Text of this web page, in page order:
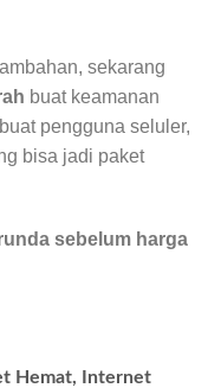
sekarang
buat keamanan
pengguna seluler,
bisa jadi paket
sebelum harga
Hemat, Internet